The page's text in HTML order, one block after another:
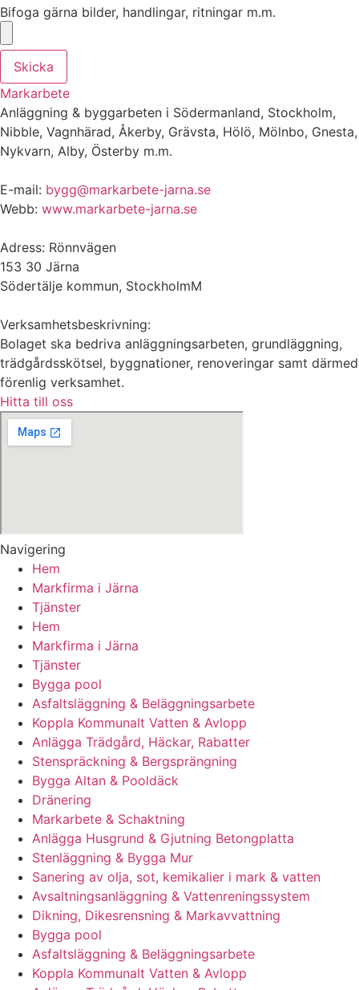
Bifoga gärna bilder, handlingar, ritningar m.m.
Skicka
Markarbete
Anläggning & byggarbeten i Södermanland, Stockholm,
Nibble, Vagnhärad, Åkerby, Grävsta, Hölö, Mölnbo, Gnesta,
Nykvarn, Alby, Österby m.m.
E-mail: bygg@markarbete-jarna.se
Webb: www.markarbete-jarna.se
Adress: Rönnvägen
153 30 Järna
Södertälje kommun, StockholmM
Verksamhetsbeskrivning:
Bolaget ska bedriva anläggningsarbeten, grundläggning,
trädgårdsskötsel, byggnationer, renoveringar samt därmed
förenlig verksamhet.
Hitta till oss
Navigering
Hem
Markfirma i Järna
Tjänster
Hem
Markfirma i Järna
Tjänster
Bygga pool
Asfaltsläggning & Beläggningsarbete
Koppla Kommunalt Vatten & Avlopp
Anlägga Trädgård, Häckar, Rabatter
Stenspräckning & Bergsprängning
Bygga Altan & Pooldäck
Dränering
Markarbete & Schaktning
Anlägga Husgrund & Gjutning Betongplatta
Stenläggning & Bygga Mur
Sanering av olja, sot, kemikalier i mark & vatten
Avsaltningsanläggning & Vattenreningssystem
Dikning, Dikesrensning & Markavvattning
Bygga pool
Asfaltsläggning & Beläggningsarbete
Koppla Kommunalt Vatten & Avlopp